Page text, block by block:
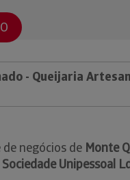
- Queijaria
negócios de Monte
Unipessoal